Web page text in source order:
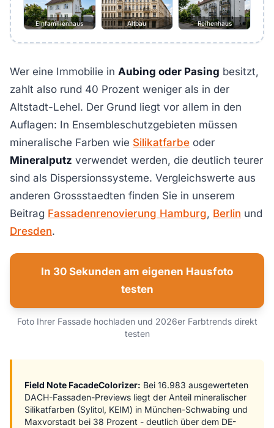
Einfamilienhaus Altbau Reihenhaus
Wer eine Immobilie in Aubing oder Pasing besitzt,
zahlt also rund 40 Prozent weniger als in der
Altstadt-Lehel. Der Grund liegt vor allem in den
Auflagen: In Ensembleschutzgebieten müssen
mineralische Farben wie Silikatfarbe oder
Mineralputz verwendet werden, die deutlich teurer
sind als Dispersionssysteme. Vergleichswerte aus
anderen Grossstaedten finden Sie in unserem
Beitrag Fassadenrenovierung Hamburg, Berlin und
Dresden.
In 30 Sekunden am eigenen Hausfoto
testen
Foto Ihrer Fassade hochladen und 2026er Farbtrends direkt
testen
Field Note FacadeColorizer: Bei 16.983 ausgewerteten
DACH-Fassaden-Previews liegt der Anteil mineralischer
Silikatfarben (Sylitol, KEIM) in München-Schwabing und
Maxvorstadt bei 38 Prozent - deutlich über dem DE-